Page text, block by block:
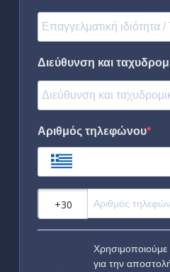
Διεύθυνση και
Αριθμός τηλεφώνου
για την